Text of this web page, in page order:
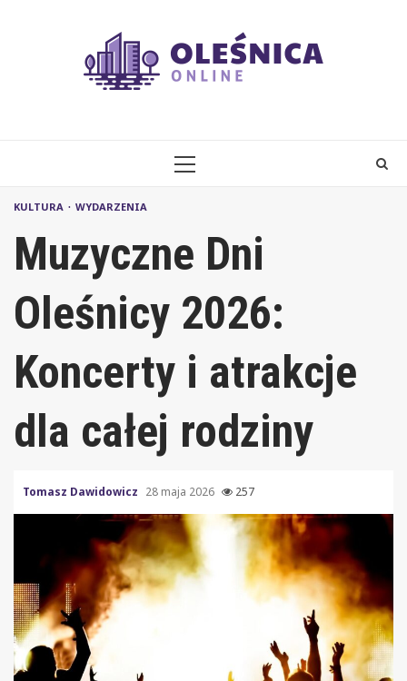
PRIMARY
KULTURA WYDARZENIA
Muzyczne Dni
Oleśnicy 2026:
Koncerty i atrakcje
dla całej rodziny
Tomasz Dawidowicz 28 maja 2026 257